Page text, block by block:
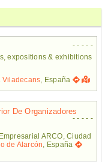
- - - - -
expositions & exhibitions
Viladecans , España
De Organizadores
- - - - -
ARCO, Ciudad
de Alarcón , España